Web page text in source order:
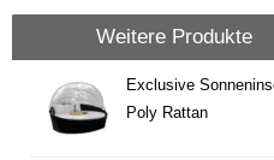
Weitere Produkte
Exclusive
Poly Rattan